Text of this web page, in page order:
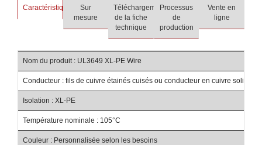
Caractéristiques
Sur
mesure
Téléchargement
de la fiche
technique
Processus
de
production
Vente en
ligne
Nom du produit : UL3649 XL-PE Wire
Conducteur : fils de cuivre étainés cuisés ou conducteur en cuivre solide
Isolation : XL-PE
Température nominale : 105°C
Couleur : Personnalisée selon les besoins